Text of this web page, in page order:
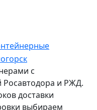
с
Росавтодора и РЖД.
доставки
выбираем